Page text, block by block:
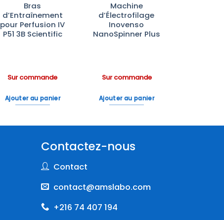
Bras
d’Entraînement
pour Perfusion IV
P51 3B Scientific
Sur commande
Ajouter au panier
Machine
d’Électrofilage
Inovenso
NanoSpinner Plus
Sur commande
Ajouter au panier
Contactez-nous
Contact
contact@amslabo.com
+216 74 407 194